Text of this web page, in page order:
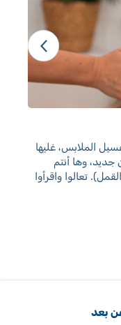
الملابس، غليها
جديد، وها أنتم
تعالوا واقرأوا
بعد